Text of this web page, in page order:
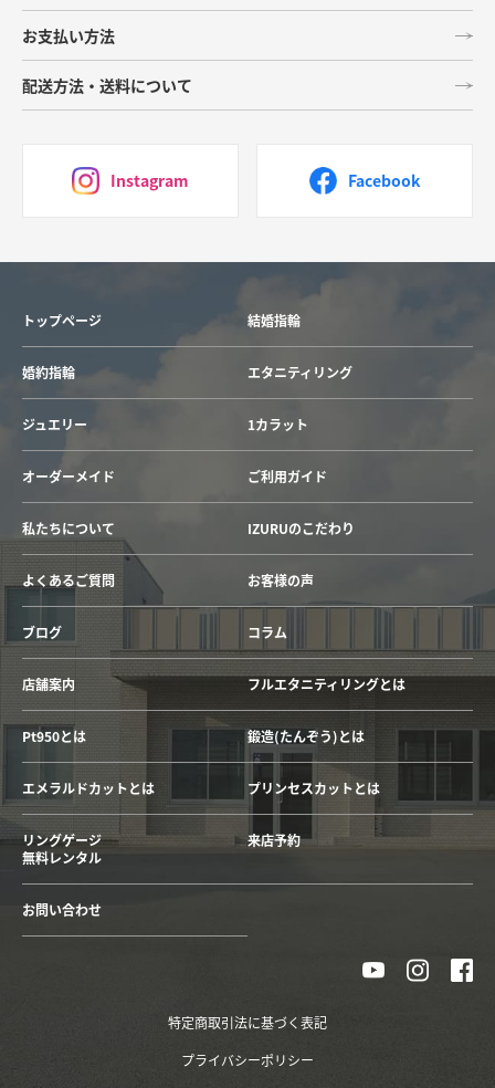
お支払い方法
配送方法・送料について
Instagram Facebook
トップページ 結婚指輪
婚約指輪 エタニティリング
ジュエリー 1カラット
オーダーメイド ご利用ガイド
私たちについて IZURUのこだわり
よくあるご質問 お客様の声
ブログ コラム
店舗案内 フルエタニティリングとは
Pt950とは 鍛造(たんぞう)とは
エメラルドカットとは プリンセスカットとは
リングゲージ
無料レンタル
来店予約
お問い合わせ
特定商取引法に基づく表記
プライバシーポリシー